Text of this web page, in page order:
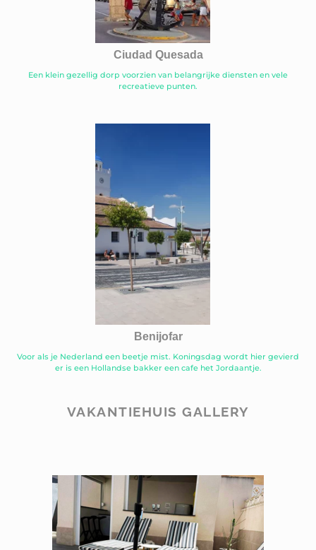
Ciudad Quesada
Een klein gezellig dorp voorzien van belangrijke diensten en vele
recreatieve punten.
Benijofar
Voor als je Nederland een beetje mist. Koningsdag wordt hier gevierd
er is een Hollandse bakker een cafe het Jordaantje.
VAKANTIEHUIS GALLERY